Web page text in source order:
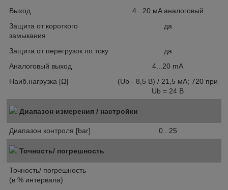
Выход
4...20 мA аналоговый
Защита от короткого
замыкания
да
Защита от перегрузок по току
да
Аналоговый выход
4...20 mA
Наиб.нагрузка [Ω]
(Ub - 8,5 В) / 21,5 мA; 720 при
Ub = 24 В
Диапазон измерения / настройки
Диапазон контроля [bar] 0...25
Точность/ погрешность
Точность/ погрешность
(в % интервала)